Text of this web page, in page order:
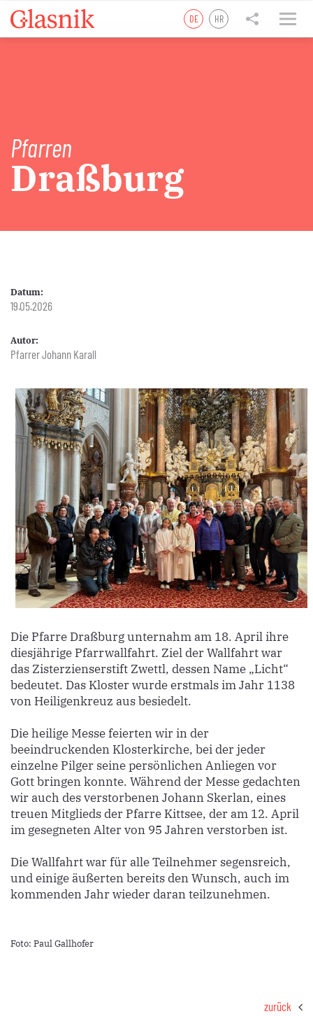
DE HR
Pfarren
Draßburg
Datum:
19.05.2026
Autor:
Pfarrer Johann Karall
Die Pfarre Draßburg unternahm am 18. April ihre
diesjährige Pfarrwallfahrt. Ziel der Wallfahrt war
das Zisterzienserstift Zwettl, dessen Name „Licht“
bedeutet. Das Kloster wurde erstmals im Jahr 1138
von Heiligenkreuz aus besiedelt.
Die heilige Messe feierten wir in der
beeindruckenden Klosterkirche, bei der jeder
einzelne Pilger seine persönlichen Anliegen vor
Gott bringen konnte. Während der Messe gedachten
wir auch des verstorbenen Johann Skerlan, eines
treuen Mitglieds der Pfarre Kittsee, der am 12. April
im gesegneten Alter von 95 Jahren verstorben ist.
Die Wallfahrt war für alle Teilnehmer segensreich,
und einige äußerten bereits den Wunsch, auch im
kommenden Jahr wieder daran teilzunehmen.
Foto: Paul Gallhofer
zurück